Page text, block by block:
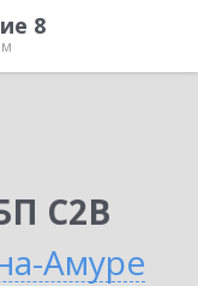
8
C2B
Амуре